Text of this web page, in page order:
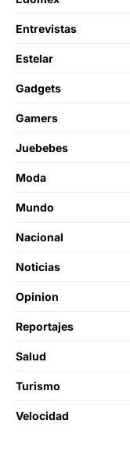
Entrevistas
Estelar
Gadgets
Gamers
Juebebes
Moda
Mundo
Nacional
Noticias
Opinion
Reportajes
Salud
Turismo
Velocidad